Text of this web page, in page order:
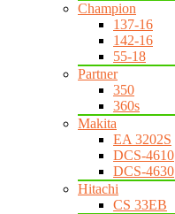
Champion
137-16
142-16
55-18
Partner
350
360s
Makita
EA 3202S
DCS-4610
DCS-4630
Hitachi
CS 33EB